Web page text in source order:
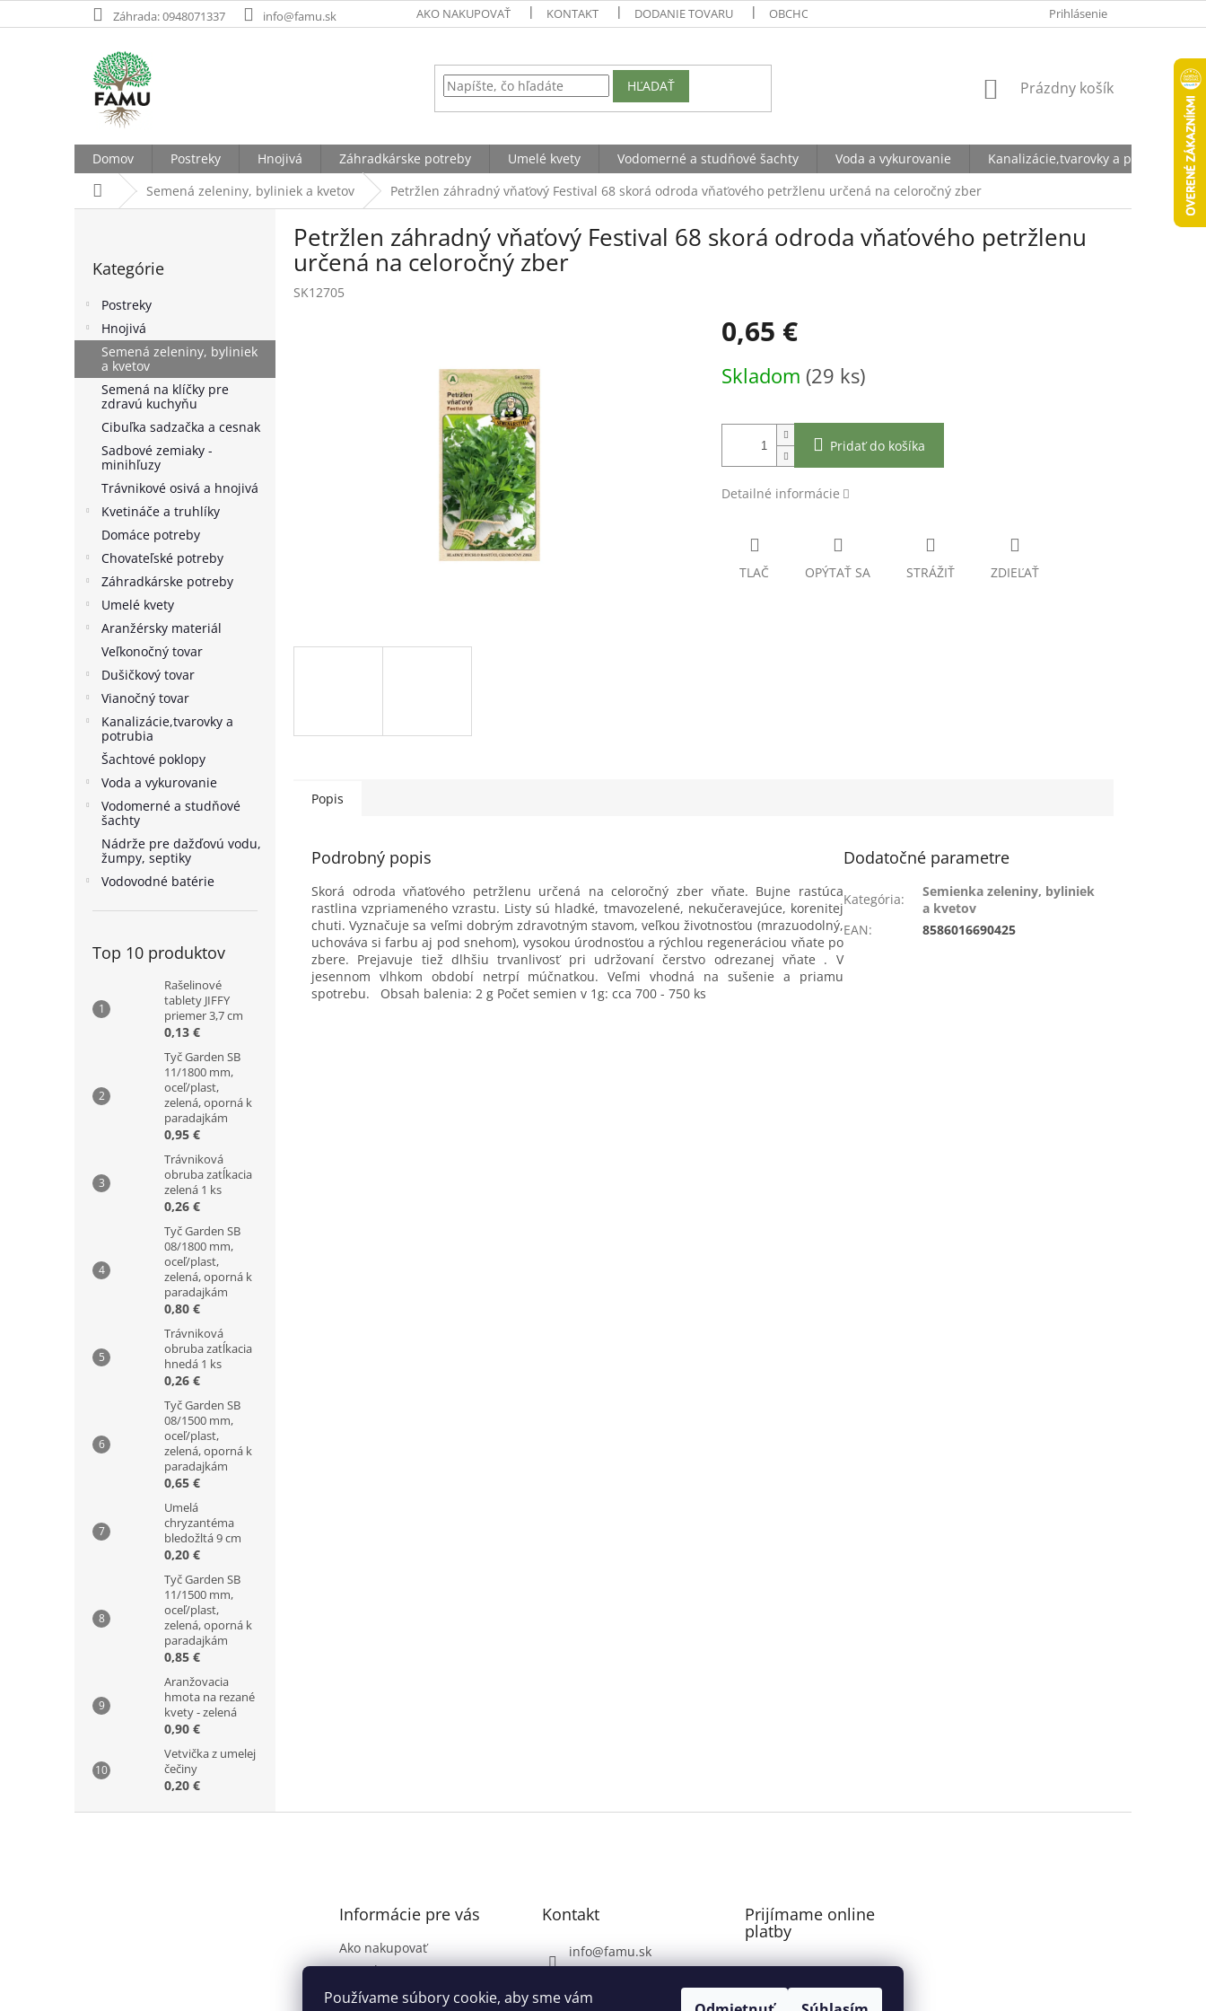
Používame súbory cookie, aby sme vám
na
Záhrada: 0948071337 info@famu.sk AKO NAKUPOVAŤ KONTAKT DODANIE TOVARU OBCHODNÉ PODMIENKY OCHRANA OSOBNÝCH ÚDAJOV
Prihlásenie
HĽADAŤ
NÁKUPNÝ
Prázdny košík
Domov Postreky Hnojivá Záhradkárske potreby Umelé kvety Vodomerné a studňové šachty Voda a vykurovanie
Kanalizácie,tvarovky a potrubia
DomovSemená zeleniny, byliniek a kvetov Petržlen záhradný vňaťový Festival 68 skorá odroda vňaťového petržlenu určená na celoročný zber
a
e
kategórie
Kategórie
Postreky
Hnojivá
Semená zeleniny, byliniek
a kvetov
Semená na klíčky pre
zdravú kuchyňu
Cibuľka sadzačka a cesnak
Sadbové zemiaky -
minihľuzy
Trávnikové osivá a hnojivá
Kvetináče a truhlíky
Domáce potreby
Chovateľské potreby
Záhradkárske potreby
Umelé kvety
Aranžérsky materiál
Veľkonočný tovar
Dušičkový tovar
Vianočný tovar
Kanalizácie,tvarovky a
potrubia
Šachtové poklopy
Voda a vykurovanie
Vodomerné a studňové
šachty
Nádrže pre dažďovú vodu,
žumpy, septiky
Vodovodné batérie
Top 10 produktov
Rašelinové
tablety JIFFY
priemer 3,7 cm
0,13 €
Tyč Garden SB
11/1800 mm,
oceľ/plast,
zelená, oporná k
paradajkám
0,95 €
Trávniková
obruba zatĺkacia
zelená 1 ks
0,26 €
Tyč Garden SB
08/1800 mm,
oceľ/plast,
zelená, oporná k
paradajkám
0,80 €
Trávniková
obruba zatĺkacia
hnedá 1 ks
0,26 €
Tyč Garden SB
08/1500 mm,
oceľ/plast,
zelená, oporná k
paradajkám
0,65 €
Umelá
chryzantéma
bledožltá 9 cm
0,20 €
Tyč Garden SB
11/1500 mm,
oceľ/plast,
zelená, oporná k
paradajkám
0,85 €
Aranžovacia
hmota na rezané
kvety - zelená
0,90 €
Vetvička z umelej
čečiny
0,20 €
Petržlen záhradný vňaťový Festival 68 skorá odroda vňaťového petržlenu
určená na celoročný zber
SK12705
0,65 €
cena:
Skladom (29 ks)
Pridať do košíka
Detailné informácie
TLAČ OPÝTAŤ SA STRÁŽIŤ ZDIEĽAŤ
Popis
Podrobný popis
Skorá odroda vňaťového petržlenu určená na celoročný zber vňate. Bujne rastúca
rastlina vzpriameného vzrastu. Listy sú hladké, tmavozelené, nekučeravejúce, korenitej
chuti. Vyznačuje sa veľmi dobrým zdravotným stavom, veľkou životnosťou (mrazuodolný,
uchováva si farbu aj pod snehom), vysokou úrodnosťou a rýchlou regeneráciou vňate po
zbere. Prejavuje tiež dlhšiu trvanlivosť pri udržovaní čerstvo odrezanej vňate . V
jesennom vlhkom období netrpí múčnatkou. Veľmi vhodná na sušenie a priamu
spotrebu. Obsah balenia: 2 g Počet semien v 1g: cca 700 - 750 ks
Dodatočné parametre
Kategória:
Semienka zeleniny, byliniek
a kvetov
EAN: 8586016690425
Informácie pre vás
Ako nakupovať
Kontakt
Dodanie tovaru
Kontakt
info@famu.sk
Voda, Plyn, Poklopy: do
Prijímame online
platby